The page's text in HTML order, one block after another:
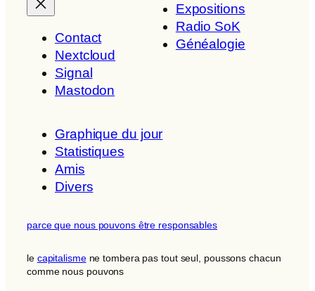
Contact
Nextcloud
Signal
Mastodon
Expositions
Radio SoK
Généalogie
Graphique du jour
Statistiques
Amis
Divers
parce que nous pouvons être responsables
le capitalismene tombera pas tout seul, poussons chacun
comme nous pouvons